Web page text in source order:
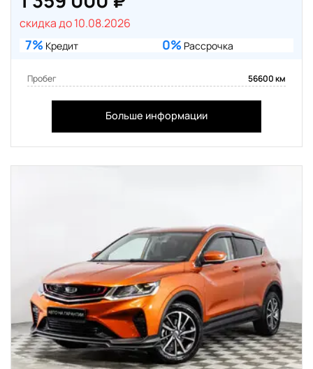
скидка до 10.08.2026
7% Кредит 0% Рассрочка
Пробег 56600 км
Больше информации